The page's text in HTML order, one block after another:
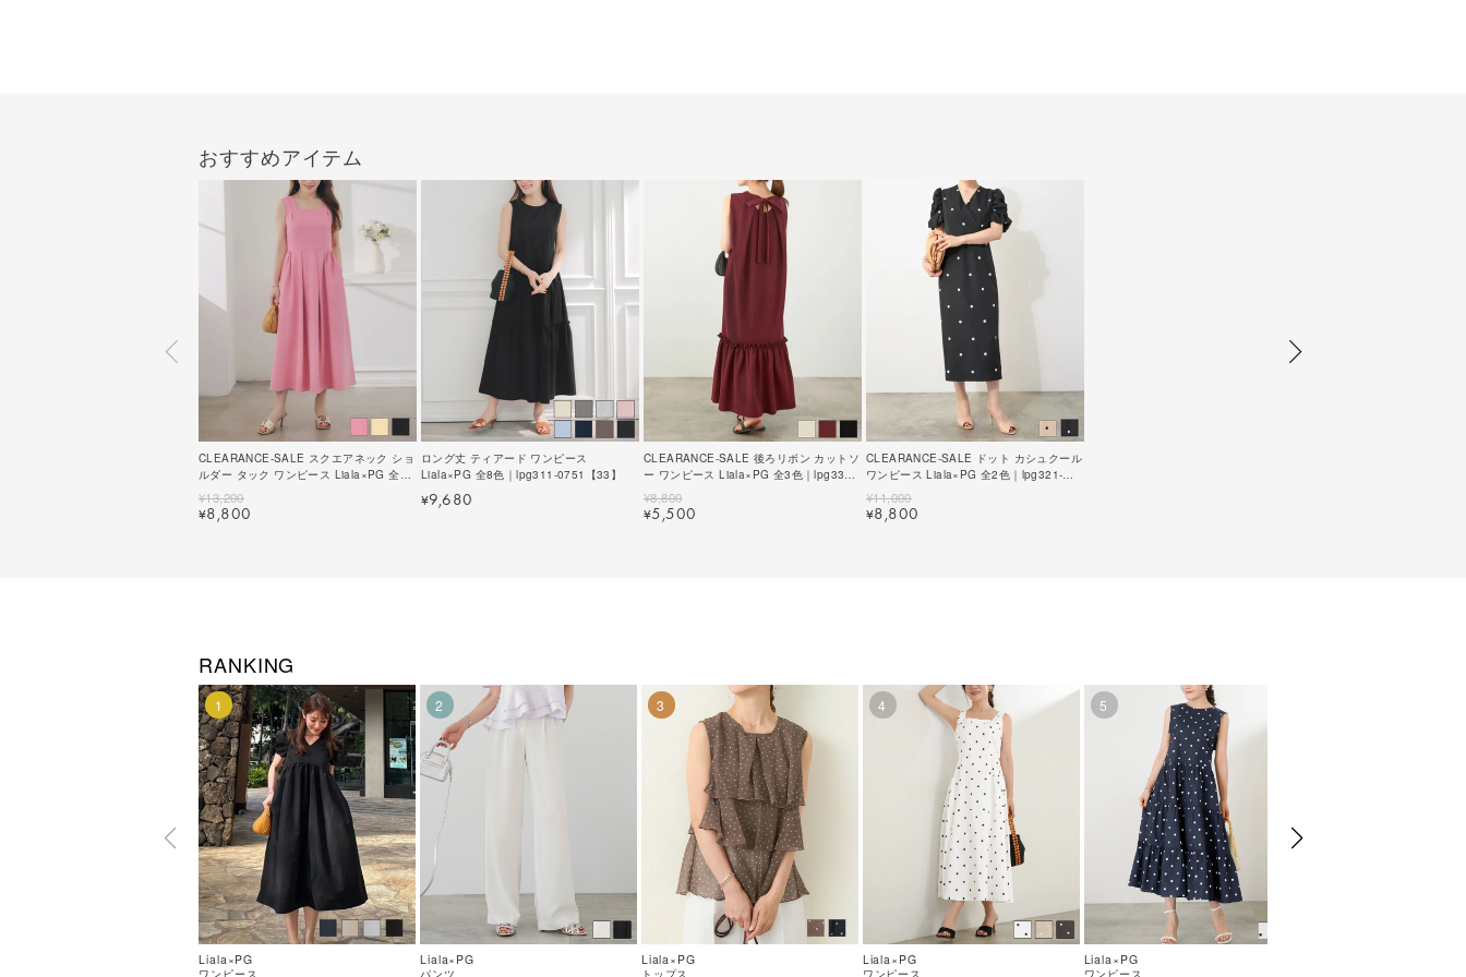
おすすめアイテム
CLEARANCE-SALE スクエアネック ショ
ルダー タック ワンピース Liala×PG 全3
¥13,200
¥8,800
ロング丈 ティアード ワンピース
Liala×PG 全8色｜lpg311-0751【33】
¥9,680
CLEARANCE-SALE 後ろリボン カットソ
ー ワンピース Liala×PG 全3色｜lpg331-
¥8,800
¥5,500
CLEARANCE-SALE ドット カシュクール
ワンピース Liala×PG 全2色｜lpg321-
¥11,000
¥8,800
RANKING
1
Liala×PG
ワンピース
2
Liala×PG
パンツ
3
Liala×PG
トップス
4
Liala×PG
ワンピース
5
Liala×PG
ワンピース